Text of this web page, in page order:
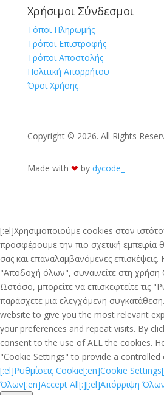
Χρήσιμοι Σύνδεσμοι
Τόποι Πληρωμής
Τρόποι Επιστροφής
Τρόποι Αποστολής
Πολιτική Απορρήτου
Όροι Χρήσης
Copyright © 2026. All Rights
Made with ❤︎ by dycode_
[:el]Χρησιμοποιούμε cookies στον
προσφέρουμε την πιο σχετική εμπειρία
σας και επαναλαμβανόμενες επισκέψεις.
"Αποδοχή όλων", συναινείτε στη
Ωστόσο, μπορείτε να επισκεφτείτε τις
παράσχετε μια ελεγχόμενη
website to give you the most relevant
your preferences and repeat visits. By
consent to the use of ALL the cookies.
"Cookie Settings" to provide a controlled
[:el]Ρυθμίσεις Cookie[:en]Cookie
Όλων[:en]Accept All[:][:el]Απόρριψη